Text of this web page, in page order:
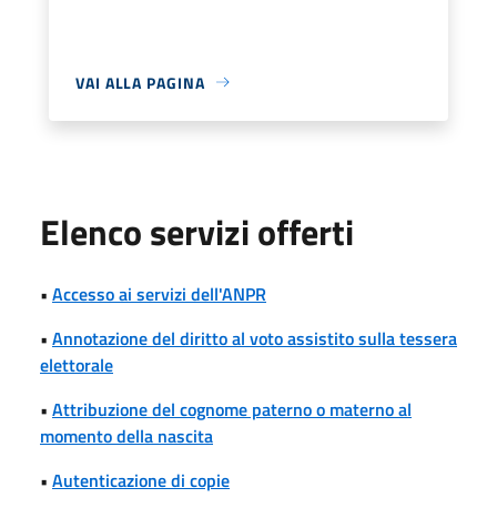
VAI ALLA PAGINA
Elenco servizi offerti
• Accesso ai servizi dell'ANPR
• Annotazione del diritto al voto assistito sulla tessera
elettorale
• Attribuzione del cognome paterno o materno al
momento della nascita
• Autenticazione di copie